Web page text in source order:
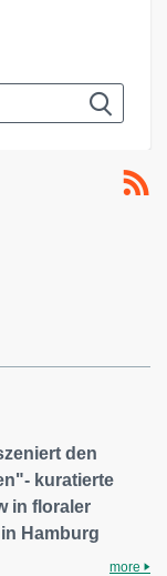
den
kuratierte
in floraler
Hamburg
more